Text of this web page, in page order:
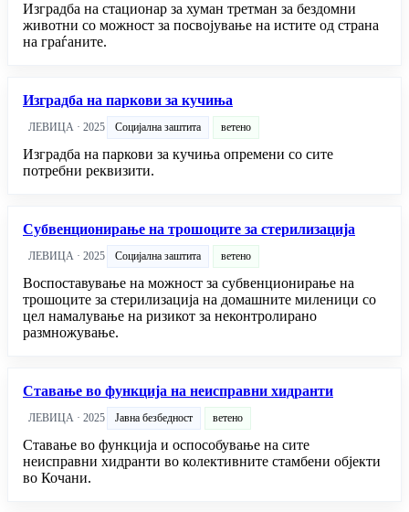
Изградба на стационар за хуман третман за бездомни
животни со можност за посвојување на истите од страна
на граѓаните.
Изградба на паркови за кучиња
ЛЕВИЦА · 2025 Социјална заштита ветено
Изградба на паркови за кучиња опремени со сите
потребни реквизити.
Субвенционирање на трошоците за стерилизација
ЛЕВИЦА · 2025 Социјална заштита ветено
Воспоставување на можност за субвенционирање на
трошоците за стерилизација на домашните миленици со
цел намалување на ризикот за неконтролирано
размножување.
Ставање во функција на неисправни хидранти
ЛЕВИЦА · 2025 Јавна безбедност ветено
Ставање во функција и оспособување на сите
неисправни хидранти во колективните стамбени објекти
во Кочани.